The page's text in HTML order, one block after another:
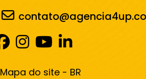
Mapa do site - BR